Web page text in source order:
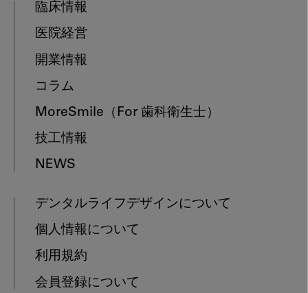
臨床情報
医院経営
開業情報
コラム
MoreSmile （For 歯科衛生士）
技工情報
NEWS
デンタルライフデザインについて
個人情報について
利用規約
会員登録について